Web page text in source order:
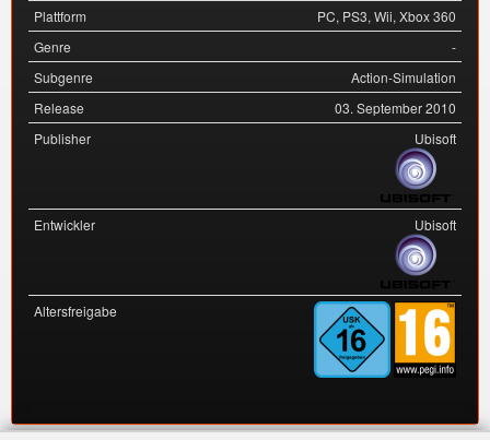
Plattform PC, PS3, Wii, Xbox 360
Genre
-
Subgenre
Action-Simulation
Release
03. September 2010
Publisher
Ubisoft
Entwickler Ubisoft
Altersfreigabe